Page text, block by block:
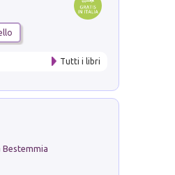
Tutti i libri
Bestemmia